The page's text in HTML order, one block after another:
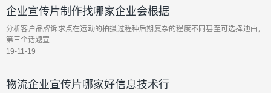
企业宣传片制作找哪家企业会根据
分析客户品牌诉求点在运动的拍摄过程种后期复杂的程度不同甚至可选择迪曲，
第三个话题宣...
19-11-19
物流企业宣传片哪家好信息技术行